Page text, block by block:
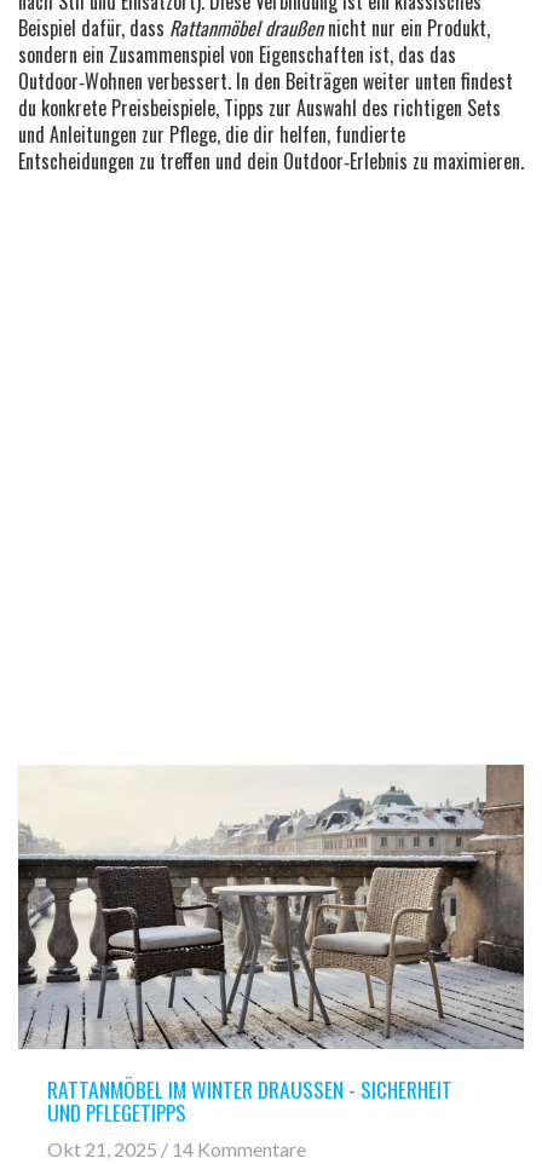
Beispiel dafür, dass Rattanmöbel draußennicht nur ein Produkt,
sondern ein Zusammenspiel von Eigenschaften ist, das das
Outdoor‑Wohnen verbessert. In den Beiträgen weiter unten findest
du konkrete Preisbeispiele, Tipps zur Auswahl des richtigen Sets
und Anleitungen zur Pflege, die dir helfen, fundierte
Entscheidungen zu treffen und dein Outdoor‑Erlebnis zu maximieren.
RATTANMÖBEL IM WINTER DRAUSSEN - SICHERHEIT U
ND PFLEGETIPPS
Okt 21, 2025 / 14 Kommentare